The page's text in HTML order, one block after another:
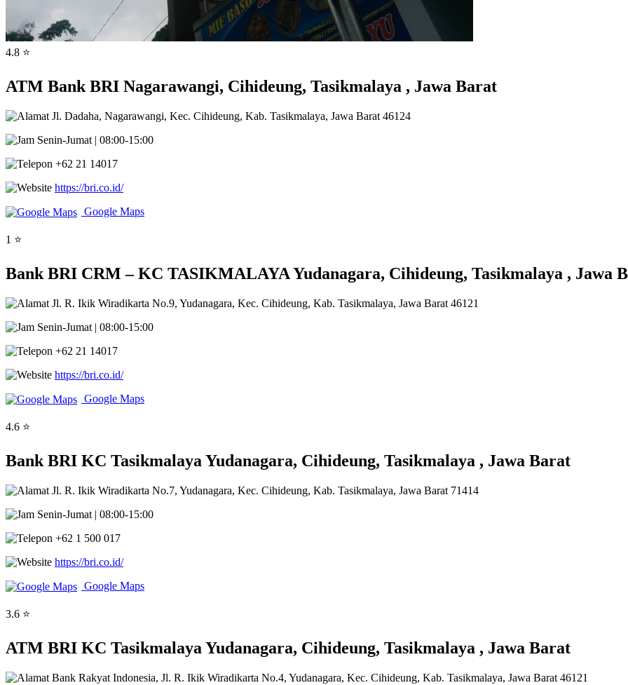
4.8 ⭐
ATM Bank BRI Nagarawangi, Cihideung, Tasikmalaya , Jawa Barat
Jl. Dadaha, Nagarawangi, Kec. Cihideung, Kab. Tasikmalaya, Jawa Barat 46124
Senin-Jumat | 08:00-15:00
+62 21 14017
https://bri.co.id/
Google Maps
1 ⭐
Bank BRI CRM – KC TASIKMALAYA Yudanagara, Cihideung, Tasikmalaya , Jawa
Jl. R. Ikik Wiradikarta No.9, Yudanagara, Kec. Cihideung, Kab. Tasikmalaya, Jawa Barat 46121
Senin-Jumat | 08:00-15:00
+62 21 14017
https://bri.co.id/
Google Maps
4.6 ⭐
Bank BRI KC Tasikmalaya Yudanagara, Cihideung, Tasikmalaya , Jawa Barat
Jl. R. Ikik Wiradikarta No.7, Yudanagara, Kec. Cihideung, Kab. Tasikmalaya, Jawa Barat 71414
Senin-Jumat | 08:00-15:00
+62 1 500 017
https://bri.co.id/
Google Maps
3.6 ⭐
ATM BRI KC Tasikmalaya Yudanagara, Cihideung, Tasikmalaya , Jawa Barat
Bank Rakyat Indonesia, Jl. R. Ikik Wiradikarta No.4, Yudanagara, Kec. Cihideung, Kab. Tasikmalaya, Jawa Barat 46121